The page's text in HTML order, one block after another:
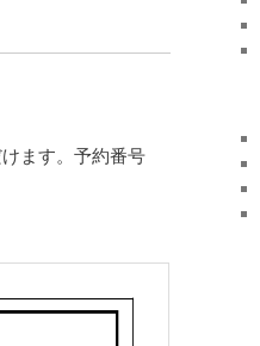
ます。予約番号